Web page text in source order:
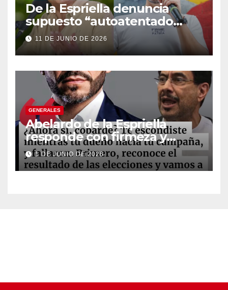
De la Espriella denuncia
supuesto “autoatentado
legislativo” tras decisión de
suspender provisionalmente
a Petro
11 DE JUNIO DE 2026
GENERALES
Abelardo de la Espriella
responde con firmeza y
fortalece su imagen de
liderazgo ante la controversia
1 DE JUNIO DE 2026